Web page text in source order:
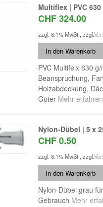
Multiflex | PVC
CHF 324.00
zzgl. 8.1% MwSt.,zzgl.
In den Warenkorb
PVC Multifelx 630
Beanspruchung,
Holzabdeckung,
Güter Mehr erfahren
Nylon-Dübel | 5 x
CHF 0.50
zzgl. 8.1% MwSt.,zzgl.
In den Warenkorb
Nylon-Dübel grau
Gebrauch Mehr